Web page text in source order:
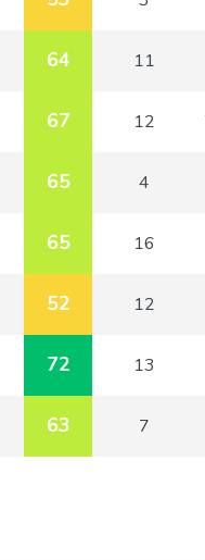
64 11
67 12
65 4
65 16
52 12
72 13
63 7